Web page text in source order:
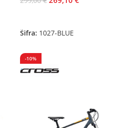
Šifra: 1027-BLUE
-10%